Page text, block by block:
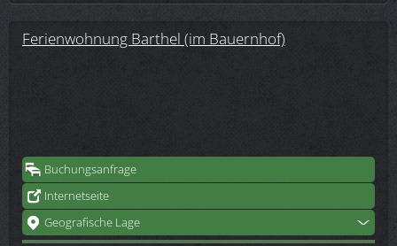
Ferienwohnung Barthel (im Bauernhof)
Buchungsanfrage
Internetseite
Geografische Lage